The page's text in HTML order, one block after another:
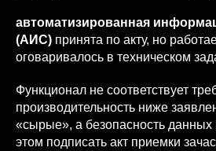
автоматизированная
(АИС) принята по акту, но
оговаривалось в техническом
Функционал не соответствует
производительность ниже
«сырые», а безопасность
этом подписать акт приемки